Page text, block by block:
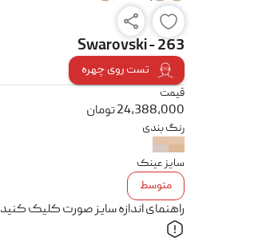
Swarovski - 263
تست روی چهره
قیمت
24,388,000تومان
رنگ بندی
سایز عینک
متوسط
راهنمای اندازه سایز صورت کلیک کنید